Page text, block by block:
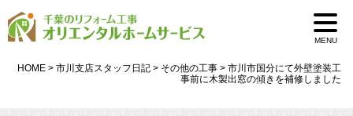
MENU
HOME > 市川支店スタッフ日記 > その他の工事 > 市川市国分にて外壁塗装工
事前に木製出窓の傾きを補修しました